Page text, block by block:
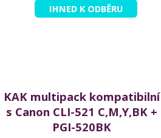
IHNED K ODBĚRU
KAK multipack kompatibilní
s Canon CLI-521 C,M,Y,BK +
PGI-520BK